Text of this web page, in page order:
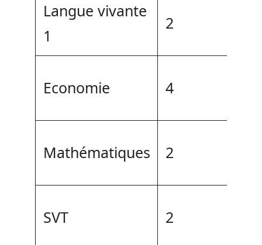
Langue vivante
1
2
Economie 4
Mathématiques 2
SVT 2